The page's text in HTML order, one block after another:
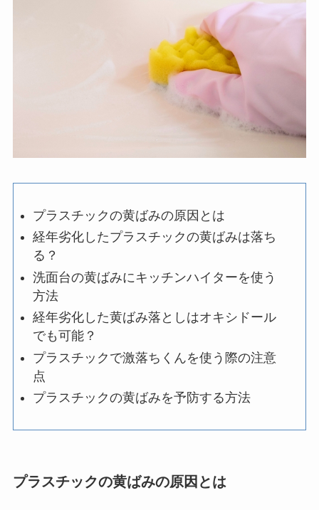
プラスチックの黄ばみの原因とは
経年劣化したプラスチックの黄ばみは落ち
る？
洗面台の黄ばみにキッチンハイターを使う
方法
経年劣化した黄ばみ落としはオキシドール
でも可能？
プラスチックで激落ちくんを使う際の注意
点
プラスチックの黄ばみを予防する方法
プラスチックの黄ばみの原因とは